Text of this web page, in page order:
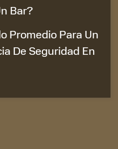
Bar?
Promedio Para Un
De Seguridad En